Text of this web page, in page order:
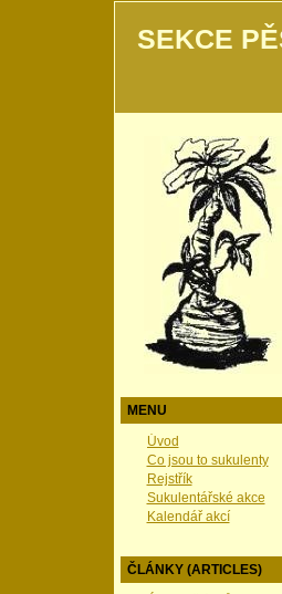
SEKCE
MENU
Úvod
Co jsou to sukulenty
Rejstřík
Sukulentářské akce
Kalendář akcí
ČLÁNKY (ARTICLES)